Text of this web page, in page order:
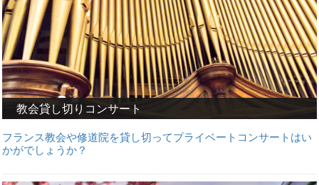
教会貸し切りコンサート
フランス教会や修道院を貸し切ってプライベートコンサートはい
かがでしょうか？